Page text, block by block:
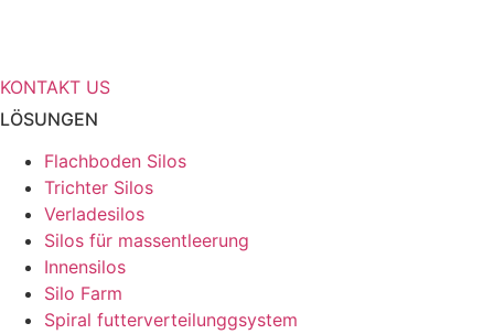
KONTAKT US
LÖSUNGEN
Flachboden Silos
Trichter Silos
Verladesilos
Silos für massentleerung
Innensilos
Silo Farm
Spiral futterverteilunggsystem